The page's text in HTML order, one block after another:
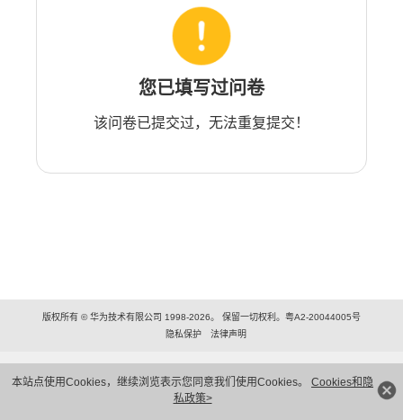
本站点使用Cookies，继续浏览表示您同意我们使用Cookies。 Cookies和隐
私政策>
您已填写过问卷
该问卷已提交过，无法重复提交！
版权所有 © 华为技术有限公司 1998-2026。 保留一切权利。粤A2-20044005号
隐私保护
法律声明